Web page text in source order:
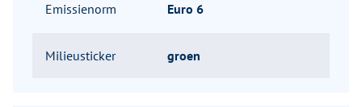
Emissienorm Euro 6
Milieusticker groen